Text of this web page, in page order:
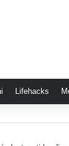
Lifehacks